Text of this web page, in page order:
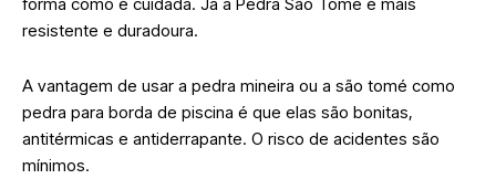
resistente e duradoura.
A vantagem de usar a pedra mineira ou a são tomé como
pedra para borda de piscina é que elas são bonitas,
antitérmicas e antiderrapante. O risco de acidentes são
mínimos.